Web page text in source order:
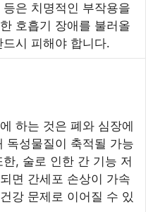
은 치명적인 부작용을
호흡기 장애를 불러올
시 피해야 합니다.
하는 것은 폐와 심장에
독성물질이 축적될 가능
, 술로 인한 간 기능 저
면 간세포 손상이 가속
강 문제로 이어질 수 있